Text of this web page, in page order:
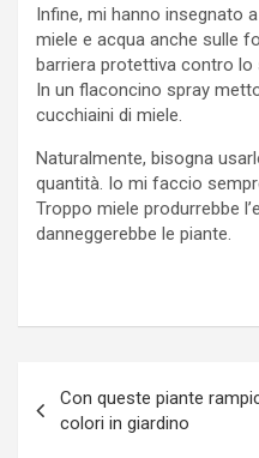
Infine, mi hanno insegnato
miele e acqua anche sulle
barriera protettiva contro lo
In un flaconcino spray
cucchiaini di miele.
Naturalmente, bisogna
quantità. Io mi faccio
Troppo miele produrrebbe
danneggerebbe le piante.
articoli
Con queste piante
colori in giardino